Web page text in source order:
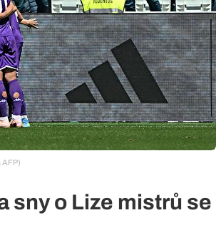
AFP)
sny o Lize mistrů se